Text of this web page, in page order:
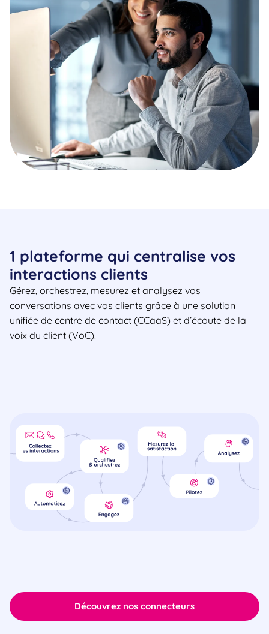
1 plateforme qui centralise vos
interactions clients
Gérez, orchestrez, mesurez et analysez vos
conversations avec vos clients grâce à une solution
unifiée de centre de contact (CCaaS) et d’écoute de la
voix du client (VoC).
Découvrez nos connecteurs